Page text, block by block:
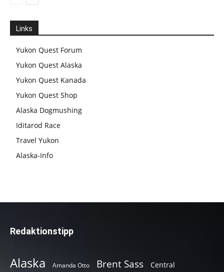
Links
Yukon Quest Forum
Yukon Quest Alaska
Yukon Quest Kanada
Yukon Quest Shop
Alaska Dogmushing
Iditarod Race
Travel Yukon
Alaska-Info
Redaktionstipp
Alaska Amanda Otto Brent Sass Central